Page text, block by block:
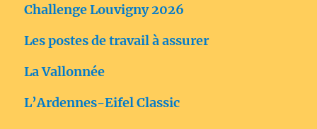
Challenge Louvigny 2026
Les postes de travail à assurer
La Vallonnée
L’Ardennes-Eifel Classic